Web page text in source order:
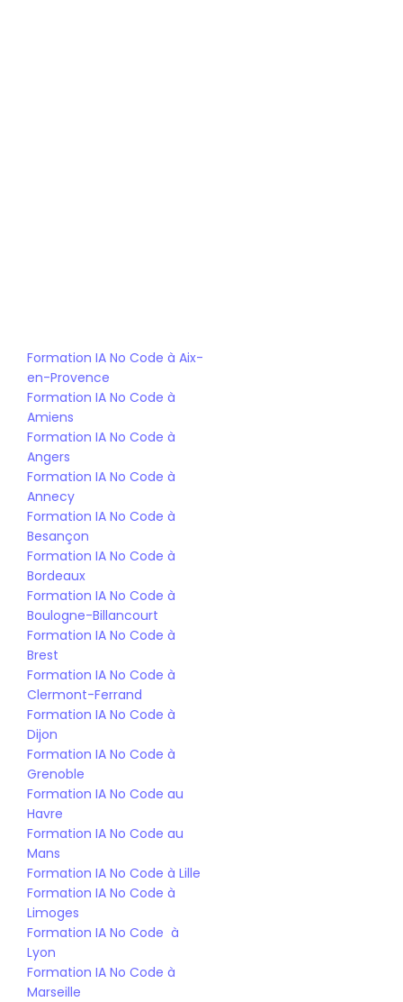
Formation IA No Code à Aix-
en-Provence
Formation IA No Code à
Amiens
Formation IA No Code à
Angers
Formation IA No Code à
Annecy
Formation IA No Code à
Besançon
Formation IA No Code à
Bordeaux
Formation IA No Code à
Boulogne-Billancourt
Formation IA No Code à
Brest
Formation IA No Code à
Clermont-Ferrand
Formation IA No Code à
Dijon
Formation IA No Code à
Grenoble
Formation IA No Code au
Havre
Formation IA No Code au
Mans
Formation IA No Code à Lille
Formation IA No Code à
Limoges
Formation IA No Code  à
Lyon
Formation IA No Code à
Marseille